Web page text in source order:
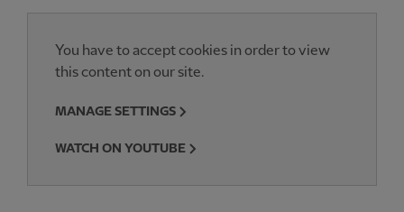
You have to accept cookies in order to view
this content on our site.
MANAGE SETTINGS
WATCH ON YOUTUBE